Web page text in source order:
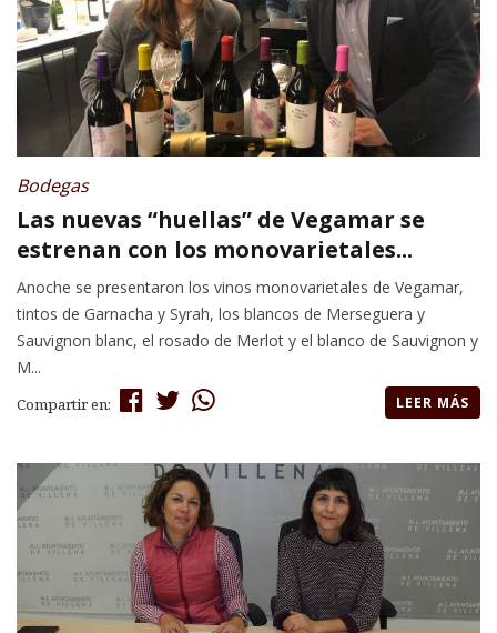
Bodegas
Las nuevas “huellas” de Vegamar se
estrenan con los monovarietales...
Anoche se presentaron los vinos monovarietales de Vegamar,
tintos de Garnacha y Syrah, los blancos de Merseguera y
Sauvignon blanc, el rosado de Merlot y el blanco de Sauvignon y
M...
Compartir en: LEER MÁS